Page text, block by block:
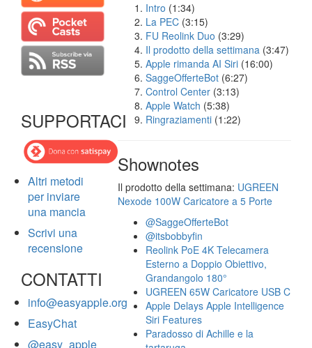
SUPPORTACI
Altri metodi
per inviare
una mancia
Scrivi una
recensione
CONTATTI
info@easyapple.org
EasyChat
@easy_apple
Intro (1:34)
La PEC (3:15)
FU Reolink Duo (3:29)
Il prodotto della settimana (3:47)
Apple rimanda AI Siri (16:00)
SaggeOfferteBot (6:27)
Control Center (3:13)
Apple Watch (5:38)
Ringraziamenti (1:22)
Shownotes
Il prodotto della settimana: UGREEN
Nexode 100W Caricatore a 5 Porte
@SaggeOfferteBot
@itsbobbyfin
Reolink PoE 4K Telecamera
Esterno a Doppio Obiettivo,
Grandangolo 180°
UGREEN 65W Caricatore USB C
Apple Delays Apple Intelligence
Siri Features
Paradosso di Achille e la